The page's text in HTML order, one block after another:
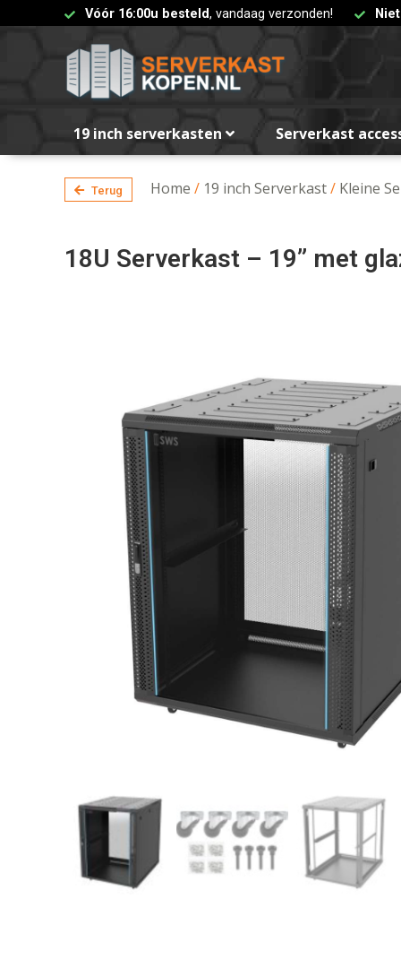
Vóór 16:00u besteld, vandaag verzonden!
19 inch serverkasten Serverkast
Terug Home / 19 inch Serverkast/ Kleine
18U Serverkast – 19” met